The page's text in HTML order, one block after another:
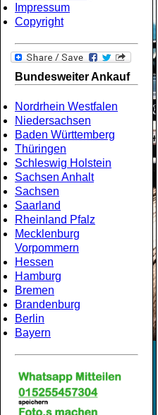
Impressum
Copyright
Bundesweiter Ankauf
Nordrhein Westfalen
Niedersachsen
Baden Württemberg
Thüringen
Schleswig Holstein
Sachsen Anhalt
Sachsen
Saarland
Rheinland Pfalz
Mecklenburg
Vorpommern
Hessen
Hamburg
Bremen
Brandenburg
Berlin
Bayern